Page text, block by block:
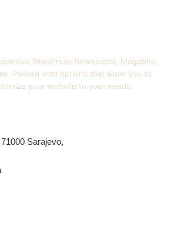
WordPress Newspaper, Magazine,
Packed with options that allow you to
your website to your needs.
Sarajevo,